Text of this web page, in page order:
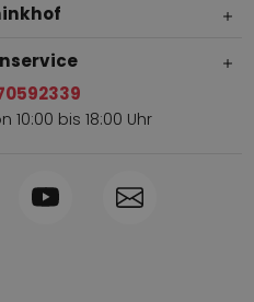
10:00 bis 18:00 Uhr